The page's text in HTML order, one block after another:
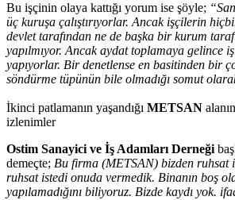
Bu işçinin olaya kattığı yorum ise şöyle;
üç kuruşa çalıştırıyorlar. Ancak işçilerin
devlet tarafından ne de başka bir kurum
yapılmıyor. Ancak aydat toplamaya gelince
yapıyorlar. Bir denetlense en basitinden bir
söndürme tüpünün bile olmadığı somut
İkinci patlamanın yaşandığı METSAN
izlenimler
Ostim Sanayici ve İş Adamları Derneği
demeçte; Bu firma (METSAN) bizden ruhsat
ruhsat istedi onuda vermedik. Binanın boş
yapılamadığını biliyoruz. Bizde kaydı yok.